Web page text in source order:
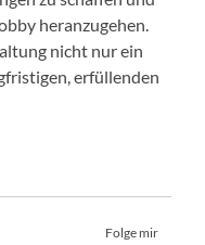
heranzugehen.
nicht nur ein
erfüllenden
Folge mir